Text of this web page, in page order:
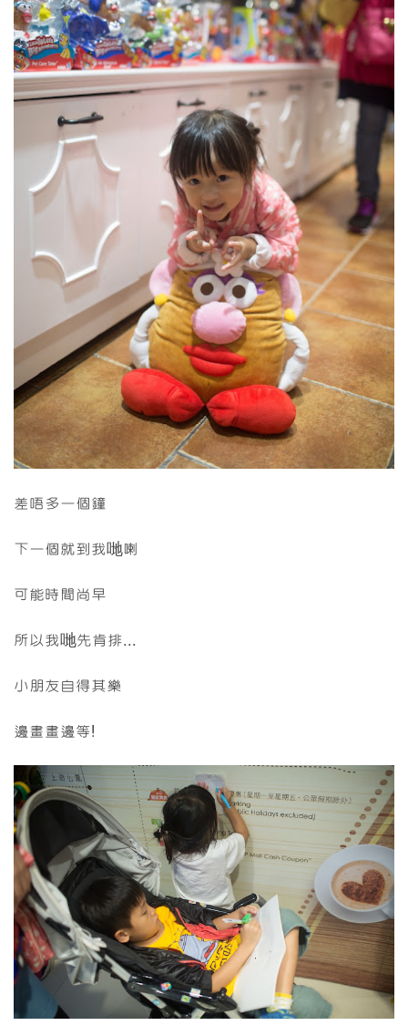
差唔多一個鐘
下一個就到我哋喇
可能時間尚早
所以我哋先肯排...
小朋友自得其樂
邊畫畫邊等!